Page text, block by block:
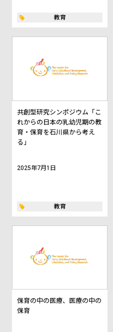
教育
共創型研究シンポジウム「こ
れからの日本の乳幼児期の教
育・保育を石川県から考え
る」
2025年7月1日
教育
保育の中の医療、医療の中の
保育